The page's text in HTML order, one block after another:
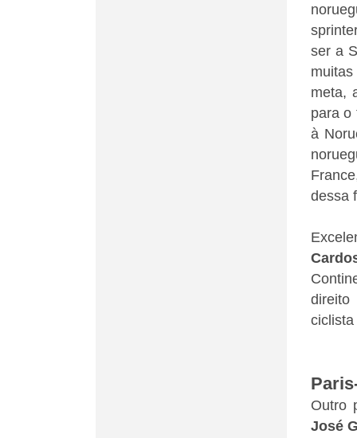
ser a
meta,
para o
à
dessa
direito
ciclista
Outro
José